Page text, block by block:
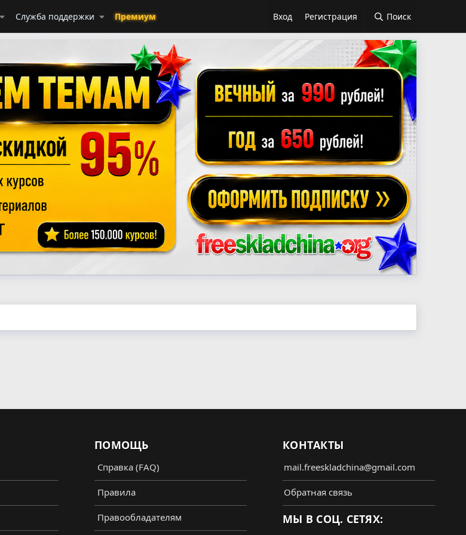
Служба поддержки Премиум Вход Регистрация Поиск
ПОМОЩЬ
Справка (FAQ)
Правила
Правообладателям
КОНТАКТЫ
mail.freeskladchina@gmail.com
Обратная связь
МЫ В СОЦ. СЕТЯХ: